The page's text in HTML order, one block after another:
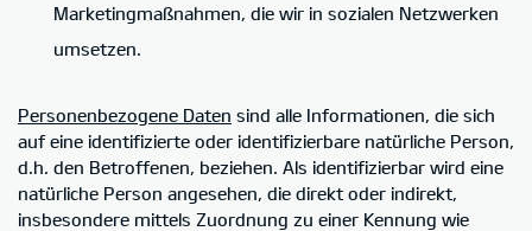
Marketingmaßnahmen, die wir in sozialen Netzwerken
umsetzen.
Personenbezogene Daten sind alle Informationen, die sich
auf eine identifizierte oder identifizierbare natürliche Person,
d.h. den Betroffenen, beziehen. Als identifizierbar wird eine
natürliche Person angesehen, die direkt oder indirekt,
insbesondere mittels Zuordnung zu einer Kennung wie